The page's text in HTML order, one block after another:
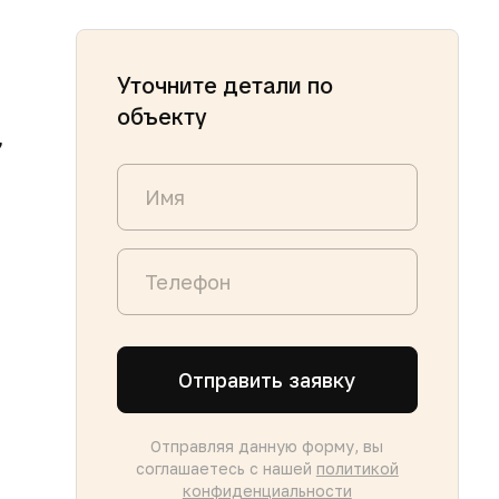
Уточните детали по
объекту
Отправить заявку
Отправляя данную форму, вы
соглашаетесь с нашей политикой
конфиденциальности